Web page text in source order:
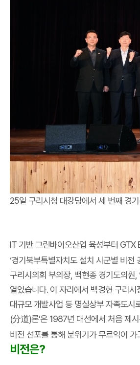
25일 구리시청 대강당에서 세 번째 경
IT 기반 그린바이오산업 육성부터 GTX
‘경기북부특별자치도 설치 시군별 비전
구리시의회 부의장, 백현종 경기도의원
열었습니다. 이 자리에서 백경현 구리
대규모 개발사업 등 명실상부 자족도시
(分道)론’은 1987년 대선에서 처음 제
비전 선포를 통해 분위기가 무르익어
비전은?